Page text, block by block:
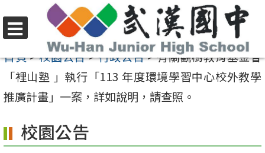
至
內
區
選
單
首頁>校園公告>行政公告>有關觀樹教育基金會
「裡山塾 」執行「113 年度環境學習中心校外教學
推廣計畫」一案，詳如說明，請查照。
校園公告